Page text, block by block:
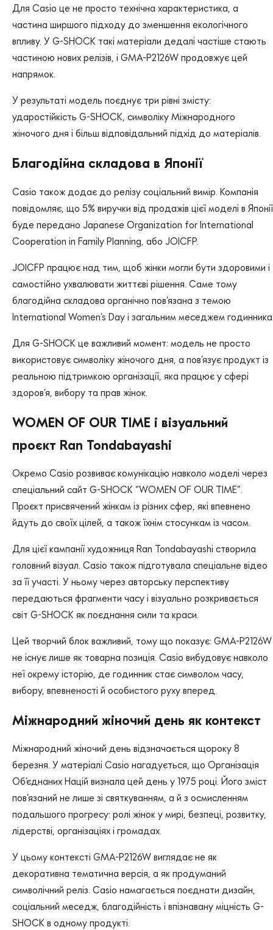
Для Casio це не просто технічна характеристика, а
частина ширшого підходу до зменшення екологічного
впливу. У G-SHOCK такі матеріали дедалі частіше стають
частиною нових релізів, і GMA-P2126W продовжує цей
напрямок.
У результаті модель поєднує три рівні змісту:
ударостійкість G-SHOCK, символіку Міжнародного
жіночого дня і більш відповідальний підхід до матеріалів.
Благодійна складова в Японії
Casio також додає до релізу соціальний вимір. Компанія
повідомляє, що 5% виручки від продажів цієї моделі в Японії
буде передано Japanese Organization for International
Cooperation in Family Planning, або JOICFP.
JOICFP працює над тим, щоб жінки могли бути здоровими і
самостійно ухвалювати життєві рішення. Саме тому
благодійна складова органічно пов’язана з темою
International Women’s Day і загальним меседжем
Для G-SHOCK це важливий момент: модель не просто
використовує символіку жіночого дня, а пов’язує продукт із
реальною підтримкою організації, яка працює у сфері
здоров’я, вибору та прав жінок.
WOMEN OF OUR TIME і візуальний
проєкт Ran Tondabayashi
Окремо Casio розвиває комунікацію навколо моделі через
спеціальний сайт G-SHOCK “WOMEN OF OUR TIME”.
Проєкт присвячений жінкам із різних сфер, які впевнено
йдуть до своїх цілей, а також їхнім стосункам із часом.
Для цієї кампанії художниця Ran Tondabayashi створила
головний візуал. Casio також підготувала спеціальне відео
за її участі. У ньому через авторську перспективу
передаються фрагменти часу і візуально розкривається
світ G-SHOCK як поєднання сили та краси.
Цей творчий блок важливий, тому що показує: GMA-P2126W
не існує лише як товарна позиція. Casio вибудовує навколо
неї окрему історію, де годинник стає символом часу,
вибору, впевненості й особистого руху вперед.
Міжнародний жіночий день як контекст
Міжнародний жіночий день відзначається щороку 8
березня. У матеріалі Casio нагадується, що Організація
Об’єднаних Націй визнала цей день у 1975 році. Його зміст
пов’язаний не лише зі святкуванням, а й з осмисленням
подальшого прогресу: ролі жінок у мирі, безпеці, розвитку,
лідерстві, організаціях і громадах.
У цьому контексті GMA-P2126W виглядає не як
декоративна тематична версія, а як продуманий
символічний реліз. Casio намагається поєднати дизайн,
соціальний меседж, благодійність і впізнавану міцність G-
SHOCK в одному продукті.